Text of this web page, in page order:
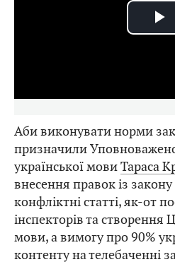
Аби виконувати норми
призначили
української мовиТараса
внесення правок із
конфліктні статті, як-от
інспекторів та створення
мови, а вимогу про 90%
контенту на телебаченні